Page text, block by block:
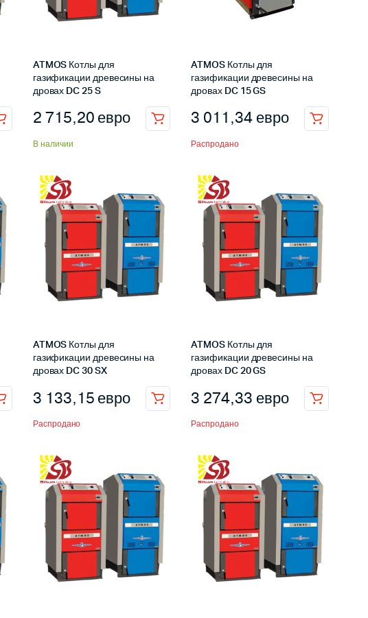
ATMOS Котлы для
газификации древесины на
дровах DC 25 S
2 715,20 евро
В наличии
ATMOS Котлы для
газификации древесины на
дровах DC 15 GS
3 011,34 евро
Распродано
ATMOS Котлы для
газификации древесины на
дровах DC 30 SX
3 133,15 евро
Распродано
ATMOS Котлы для
газификации древесины на
дровах DC 20 GS
3 274,33 евро
Распродано